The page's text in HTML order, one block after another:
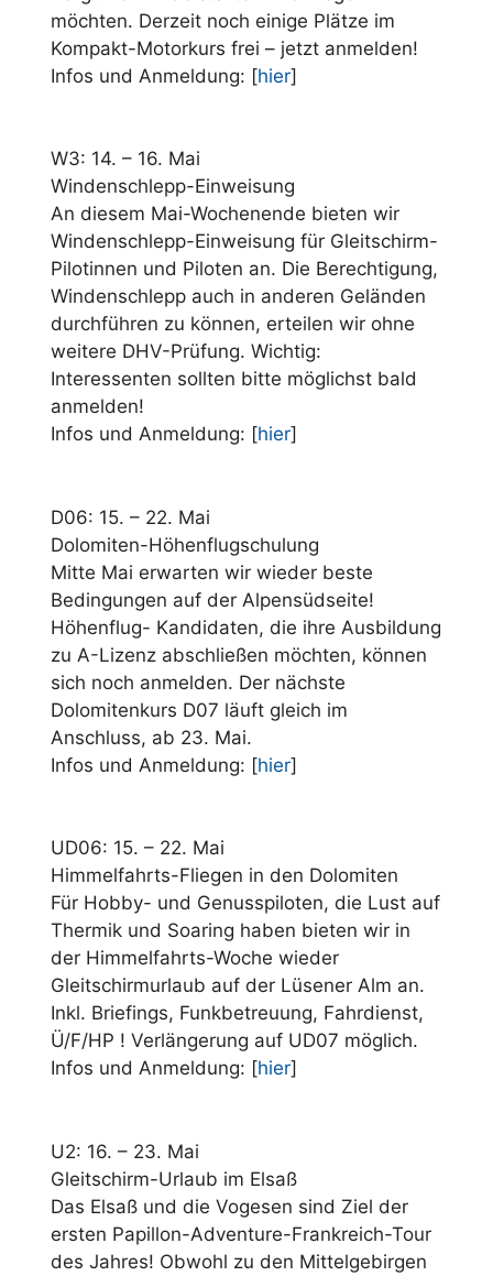
möchten. Derzeit noch einige Plätze im
Kompakt-Motorkurs frei – jetzt anmelden!
Infos und Anmeldung: [hier]
W3: 14. – 16. Mai
Windenschlepp-Einweisung
An diesem Mai-Wochenende bieten wir
Windenschlepp-Einweisung für Gleitschirm-
Pilotinnen und Piloten an. Die Berechtigung,
Windenschlepp auch in anderen Geländen
durchführen zu können, erteilen wir ohne
weitere DHV-Prüfung. Wichtig:
Interessenten sollten bitte möglichst bald
anmelden!
Infos und Anmeldung: [hier]
D06: 15. – 22. Mai
Dolomiten-Höhenflugschulung
Mitte Mai erwarten wir wieder beste
Bedingungen auf der Alpensüdseite!
Höhenflug- Kandidaten, die ihre Ausbildung
zu A-Lizenz abschließen möchten, können
sich noch anmelden. Der nächste
Dolomitenkurs D07 läuft gleich im
Anschluss, ab 23. Mai.
Infos und Anmeldung: [hier]
UD06: 15. – 22. Mai
Himmelfahrts-Fliegen in den Dolomiten
Für Hobby- und Genusspiloten, die Lust auf
Thermik und Soaring haben bieten wir in
der Himmelfahrts-Woche wieder
Gleitschirmurlaub auf der Lüsener Alm an.
Inkl. Briefings, Funkbetreuung, Fahrdienst,
Ü/F/HP ! Verlängerung auf UD07 möglich.
Infos und Anmeldung: [hier]
U2: 16. – 23. Mai
Gleitschirm-Urlaub im Elsaß
Das Elsaß und die Vogesen sind Ziel der
ersten Papillon-Adventure-Frankreich-Tour
des Jahres! Obwohl zu den Mittelgebirgen